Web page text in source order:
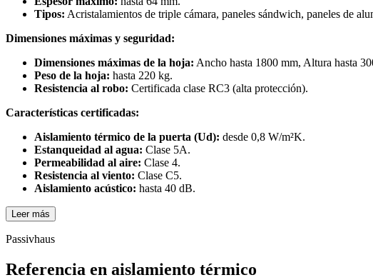
Tipos: Acristalamientos de triple cámara, paneles sándwich, paneles de
Dimensiones máximas y seguridad:
Dimensiones máximas de la hoja: Ancho hasta 1800 mm, Altura hasta
Peso de la hoja: hasta 220 kg.
Resistencia al robo: Certificada clase RC3 (alta protección).
Características certificadas:
Aislamiento térmico de la puerta (Ud): desde 0,8 W/m²K.
Estanqueidad al agua: Clase 5A.
Permeabilidad al aire: Clase 4.
Resistencia al viento: Clase C5.
Aislamiento acústico: hasta 40 dB.
Leer más
Passivhaus
Referencia en aislamiento térmico